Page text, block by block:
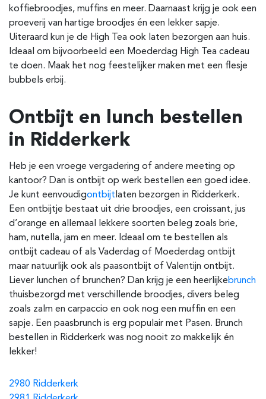
koffiebroodjes, muffins en meer. Daarnaast krijg je ook een
proeverij van hartige broodjes én een lekker sapje.
Uiteraard kun je de High Tea ook laten bezorgen aan huis.
Ideaal om bijvoorbeeld een Moederdag High Tea cadeau
te doen. Maak het nog feestelijker maken met een flesje
bubbels erbij.
Ontbijt en lunch bestellen
in Ridderkerk
Heb je een vroege vergadering of andere meeting op
kantoor? Dan is ontbijt op werk bestellen een goed idee.
Je kunt eenvoudigontbijt laten bezorgen in Ridderkerk.
Een ontbijtje bestaat uit drie broodjes, een croissant, jus
d’orange en allemaal lekkere soorten beleg zoals brie,
ham, nutella, jam en meer. Ideaal om te bestellen als
ontbijt cadeau of als Vaderdag of Moederdag ontbijt
maar natuurlijk ook als paasontbijt of Valentijn ontbijt.
Liever lunchen of brunchen? Dan krijg je een heerlijkebrunch
thuisbezorgd met verschillende broodjes, divers beleg
zoals zalm en carpaccio en ook nog een muffin en een
sapje. Een paasbrunch is erg populair met Pasen. Brunch
bestellen in Ridderkerk was nog nooit zo makkelijk én
lekker!
2980 Ridderkerk